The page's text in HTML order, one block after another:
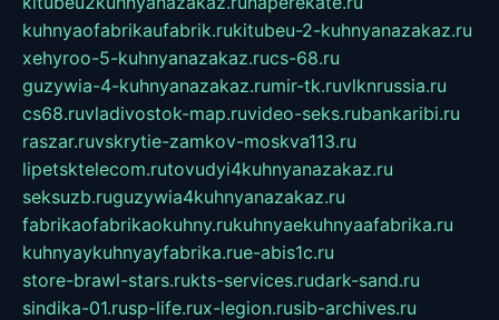
kuhnyaofabrikaufabrik.rukitubeu-2-kuhnyanazakaz.ru
xehyroo-5-kuhnyanazakaz.rucs-68.ru
guzywia-4-kuhnyanazakaz.rumir-tk.ruvlknrussia.ru
cs68.ruvladivostok-map.ruvideo-seks.rubankaribi.ru
raszar.ruvskrytie-zamkov-moskva113.ru
lipetsktelecom.rutovudyi4kuhnyanazakaz.ru
seksuzb.ruguzywia4kuhnyanazakaz.ru
fabrikaofabrikaokuhny.rukuhnyaekuhnyaafabrika.ru
kuhnyaykuhnyayfabrika.rue-abis1c.ru
store-brawl-stars.rukts-services.rudark-sand.ru
sindika-01.rusp-life.rux-legion.rusib-archives.ru